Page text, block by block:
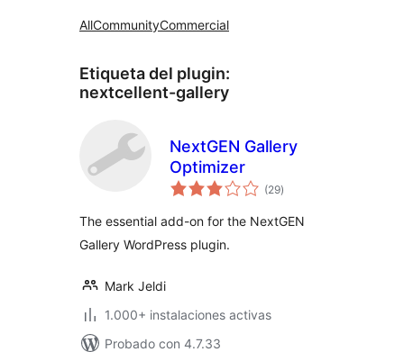
AllCommunityCommercial
Etiqueta del plugin:
nextcellent-gallery
NextGEN Gallery
Optimizer
(29total
de
)
The essential add-on for the NextGEN
Gallery WordPress plugin.
Mark Jeldi
1.000+ instalaciones activas
Probado con 4.7.33